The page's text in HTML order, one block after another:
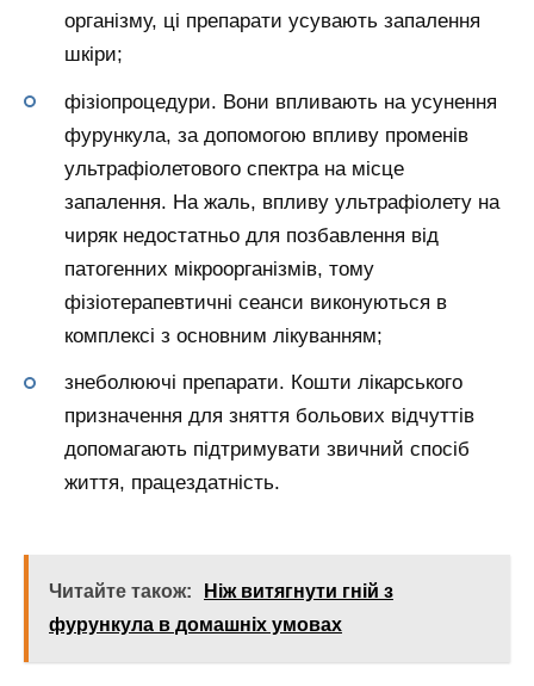
організму, ці препарати усувають запалення
шкіри;
фізіопроцедури. Вони впливають на усунення
фурункула, за допомогою впливу променів
ультрафіолетового спектра на місце
запалення. На жаль, впливу ультрафіолету на
чиряк недостатньо для позбавлення від
патогенних мікроорганізмів, тому
фізіотерапевтичні сеанси виконуються в
комплексі з основним лікуванням;
знеболюючі препарати. Кошти лікарського
призначення для зняття больових відчуттів
допомагають підтримувати звичний спосіб
життя, працездатність.
Читайте також:
Ніж витягнути гній з
фурункула в домашніх умовах